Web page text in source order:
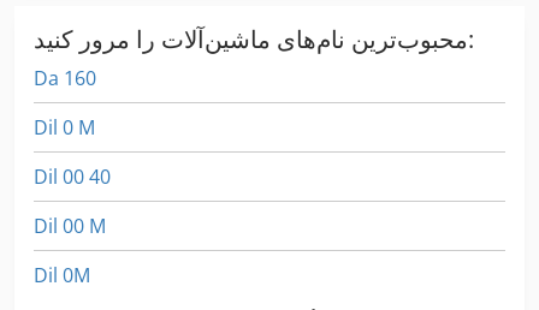
محبوب‌ترین نام‌های ماشین‌آلات را مرور کنید:
Da 160
Dil 0 M
Dil 00 40
Dil 00 M
Dil 0M